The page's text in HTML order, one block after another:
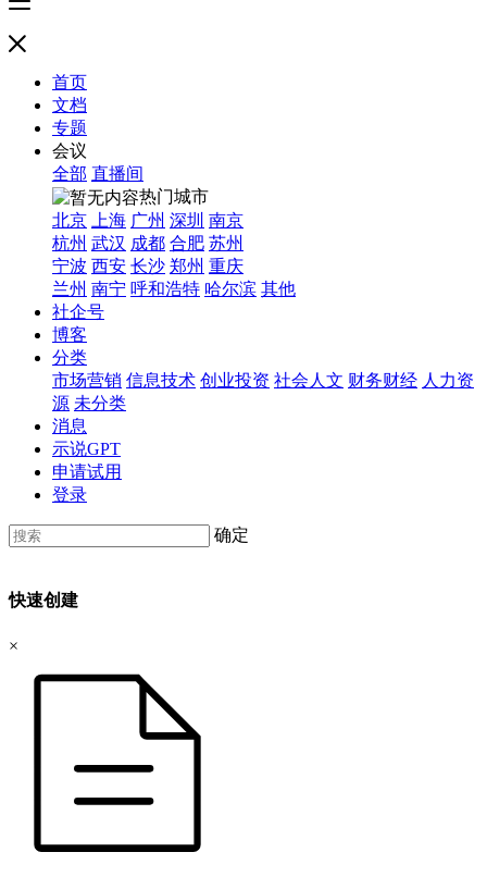
首页
文档
专题
会议
全部 直播间
热门城市
北京
上海 广州 深圳 南京
杭州 武汉 成都 合肥 苏州
宁波 西安 长沙 郑州 重庆
兰州 南宁 呼和浩特 哈尔滨 其他
社企号
博客
分类
市场营销 信息技术 创业投资 社会人文 财务财经 人力资
源 未分类
消息
示说GPT
申请试用
登录
确定
快速创建
×